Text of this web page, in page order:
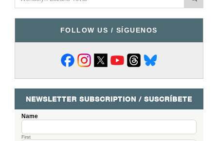
FOLLOW US / SÍGUENOS
NEWSLETTER SUBSCRIPTION / SUSCRÍBETE
Name
First